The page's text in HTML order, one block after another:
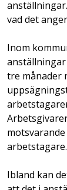
vad det
Inom
anställningar
tre månader
arbetstagare.
Ibland kan